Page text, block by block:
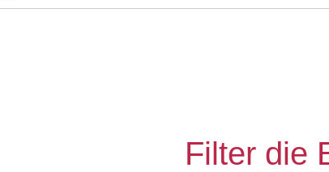
Filter die